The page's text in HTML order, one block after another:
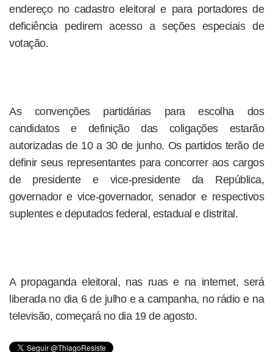
endereço no cadastro eleitoral e para portadores de
deficiência pedirem acesso a seções especiais de
votação.
As convenções partidárias para escolha dos
candidatos e definição das coligações estarão
autorizadas de 10 a 30 de junho. Os partidos terão de
definir seus representantes para concorrer aos cargos
de presidente e vice-presidente da República,
governador e vice-governador, senador e respectivos
suplentes e deputados federal, estadual e distrital.
A propaganda eleitoral, nas ruas e na internet, será
liberada no dia 6 de julho e a campanha, no rádio e na
televisão, começará no dia 19 de agosto.